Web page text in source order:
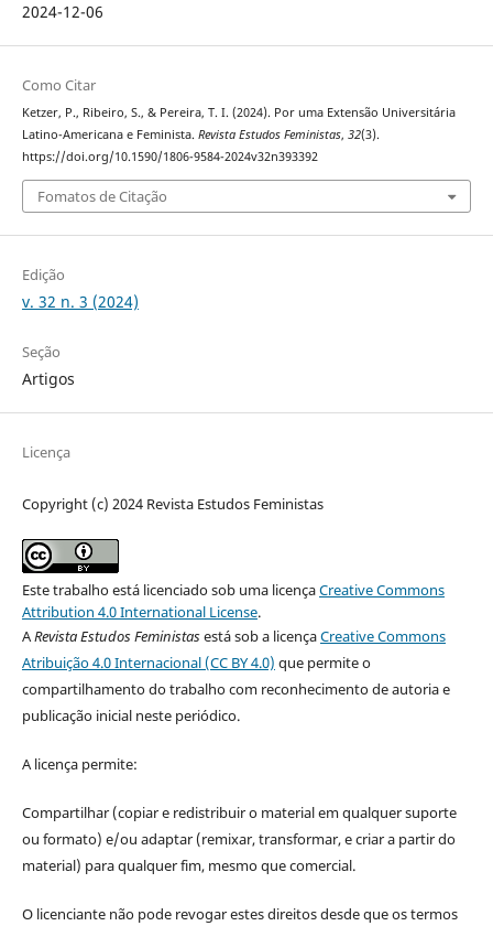
2024-12-06
Como Citar
Ketzer, P., Ribeiro, S., & Pereira, T. I. (2024). Por uma Extensão Universitária
Latino-Americana e Feminista. Revista Estudos Feministas, 32(3).
https://doi.org/10.1590/1806-9584-2024v32n393392
Fomatos de Citação
Edição
v. 32 n. 3 (2024)
Seção
Artigos
Licença
Copyright (c) 2024 Revista Estudos Feministas
Este trabalho está licenciado sob uma licençaCreative Commons
Attribution 4.0 International License.
ARevista Estudos Feministasestá sob a licençaCreative Commons
Atribuição 4.0 Internacional (CC BY 4.0) que permite o
compartilhamento do trabalho com reconhecimento de autoria e
publicação inicial neste periódico.
A licença permite:
Compartilhar (copiar e redistribuir o material em qualquer suporte
ou formato) e/ou adaptar (remixar, transformar, e criar a partir do
material) para qualquer fim, mesmo que comercial.
O licenciante não pode revogar estes direitos desde que os termos